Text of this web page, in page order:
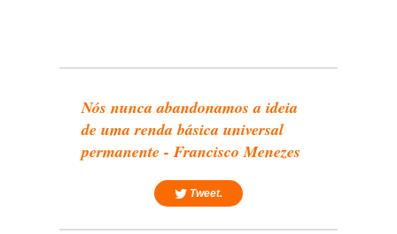
Nós nunca abandonamos a ideia
de uma renda básica universal
permanente - Francisco Menezes
Tweet.